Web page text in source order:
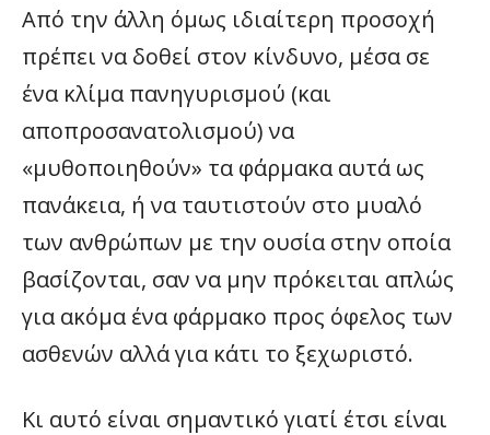
Από την άλλη όμως ιδιαίτερη προσοχή
πρέπει να δοθεί στον κίνδυνο, μέσα σε
ένα κλίμα πανηγυρισμού (και
αποπροσανατολισμού) να
«μυθοποιηθούν» τα φάρμακα αυτά ως
πανάκεια, ή να ταυτιστούν στο μυαλό
των ανθρώπων με την ουσία στην οποία
βασίζονται, σαν να μην πρόκειται απλώς
για ακόμα ένα φάρμακο προς όφελος των
ασθενών αλλά για κάτι το ξεχωριστό.
Κι αυτό είναι σημαντικό γιατί έτσι είναι